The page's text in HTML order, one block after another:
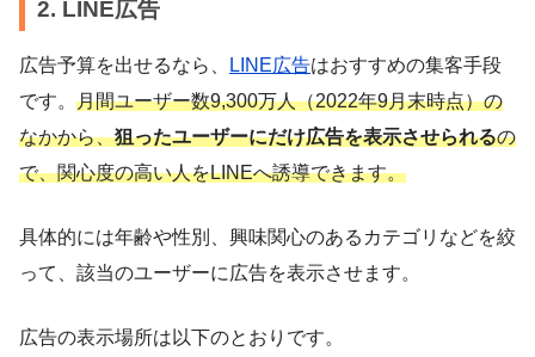
2. LINE広告
広告予算を出せるなら、 LINE広告はおすすめの集客手段
です。 月間ユーザー数9,300万人（2022年9月末時点）の
なかから、狙ったユーザーにだけ広告を表示させられるの
で、関心度の高い人をLINEへ誘導できます。
具体的には年齢や性別、興味関心のあるカテゴリなどを絞
って、該当のユーザーに広告を表示させます。
広告の表示場所は以下のとおりです。